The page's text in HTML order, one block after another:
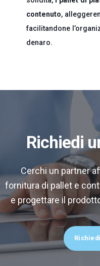
contenuto,
facilitandone
denaro.
Richiedi
Cerchi un partner
fornitura di pallet e
e progettare il